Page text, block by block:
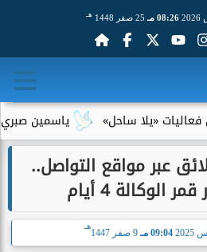
08:26 مـ 25 صفر 1448 هـ
ياسمين صبري تكشف «يلا ساحل»
عبر مواقع التواصل..
الوكالة 4 أيام
09:04 مـ 9 صفر 1447
هـ